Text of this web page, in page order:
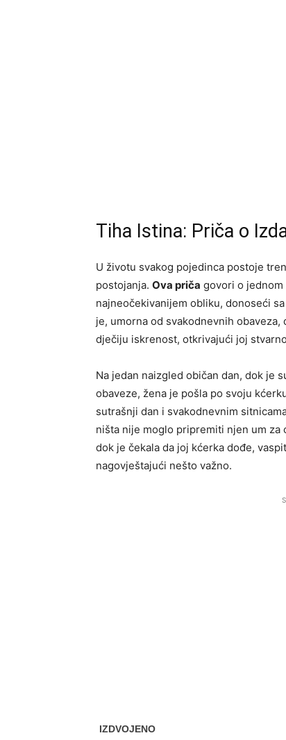
Tiha Istina: Priča o
U životu svakog pojedinca postoje
postojanja. Ova priča govori o jednom
najneočekivanijem obliku, donoseći
je, umorna od svakodnevnih
dječiju iskrenost, otkrivajući joj
Na jedan naizgled običan dan, dok je
obaveze, žena je pošla po svoju
sutrašnji dan i svakodnevnim
ništa nije moglo pripremiti njen um
dok je čekala da joj kćerka dođe,
nagovještajući nešto važno.